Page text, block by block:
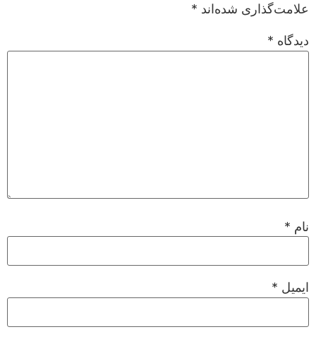
علامت‌گذاری شده‌اند *
دیدگاه *
نام *
ایمیل *